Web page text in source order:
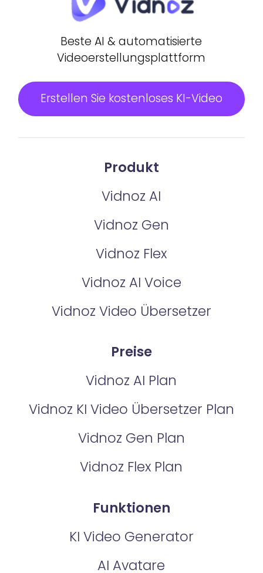
Beste AI & automatisierte
Videoerstellungsplattform
Erstellen Sie kostenloses KI-Video
Produkt
Vidnoz AI
Vidnoz Gen
Vidnoz Flex
Vidnoz AI Voice
Vidnoz Video Übersetzer
Preise
Vidnoz AI Plan
Vidnoz KI Video Übersetzer Plan
Vidnoz Gen Plan
Vidnoz Flex Plan
Funktionen
KI Video Generator
AI Avatare